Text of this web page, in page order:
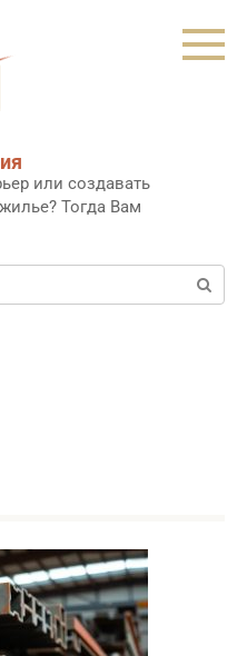
или создавать
Тогда Вам